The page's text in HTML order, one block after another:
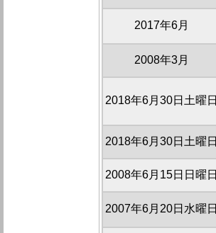
2017年6月
2008年3月
2018年6月30日土曜日
2018年6月30日土曜日
2008年6月15日日曜日
2007年6月20日水曜日